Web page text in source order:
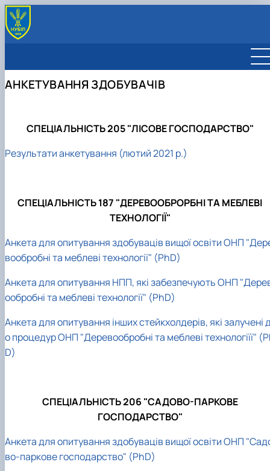
Лісове господарство
Садово-паркове господарство
МАТЕРІАЛИ АКРЕДИТАЦІЇ
Освітні програми
Анкетування здобувачів
НАУКОВІ РОЗРОБКИ
Публікації співробітників
Український журнал лісівництва та
деревинознавства
НАУКОВІ ГУРТКИ
АНКЕТУВАННЯ ЗДОБУВАЧІВ
СПЕЦІАЛЬНІСТЬ 205 "ЛІСОВЕ ГОСПОДАРСТВО"
Результати анкетування (лютий 2021 р.)
СПЕЦІАЛЬНІСТЬ 187 "ДЕРЕВООБРОРБНІ ТА МЕБЛЕВІ
ТЕХНОЛОГІЇ"
Анкета для опитування здобуваців вищої освіти ОНП
вообробні та меблеві технології" (PhD)
Анкета для опитування НПП, які забезпечують ОНП
ообробні та меблеві технології" (PhD)
Анкета для опитування інших стейкхолдерів, які залучені
о процедур ОНП "Деревообробні та меблеві технологіїї"
D)
СПЕЦІАЛЬНІСТЬ 206 "САДОВО-ПАРКОВЕ
ГОСПОДАРСТВО"
Анкета для опитування здобуваців вищої освіти ОНП
во-паркове господарство" (PhD)